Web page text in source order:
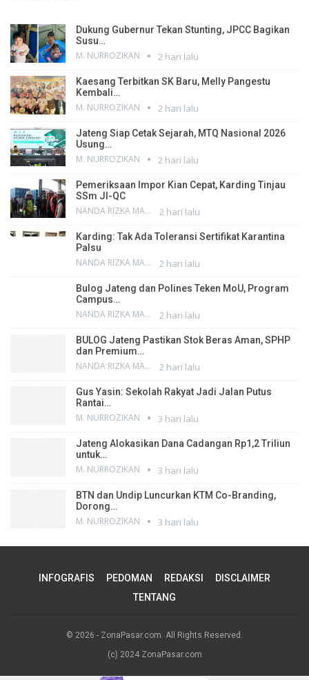
Dukung Gubernur Tekan Stunting, JPCC Bagikan
Susu…
M. NURROZIKAN 2 hari lalu
Kaesang Terbitkan SK Baru, Melly Pangestu
Kembali…
M. NURROZIKAN 2 hari lalu
Jateng Siap Cetak Sejarah, MTQ Nasional 2026
Usung…
M. NURROZIKAN 2 hari lalu
Pemeriksaan Impor Kian Cepat, Karding Tinjau
SSm JI-QC
NANDA RIZKA MAHENDRA 2 hari lalu
Karding: Tak Ada Toleransi Sertifikat Karantina
Palsu
NANDA RIZKA MAHENDRA 2 hari lalu
Bulog Jateng dan Polines Teken MoU, Program
Campus…
NANDA RIZKA MAHENDRA 2 hari lalu
BULOG Jateng Pastikan Stok Beras Aman, SPHP
dan Premium…
NANDA RIZKA MAHENDRA 2 hari lalu
Gus Yasin: Sekolah Rakyat Jadi Jalan Putus
Rantai…
M. NURROZIKAN 3 hari lalu
Jateng Alokasikan Dana Cadangan Rp1,2 Triliun
untuk…
M. NURROZIKAN 3 hari lalu
BTN dan Undip Luncurkan KTM Co-Branding,
Dorong…
M. NURROZIKAN 3 hari lalu
INFOGRAFIS PEDOMAN REDAKSI
DISCLAIMER
TENTANG
© 2026 - ZonaPasar.com. All Rights Reserved.
(c) 2024 ZonaPasar.com